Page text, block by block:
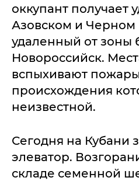
оккупант получает
Азовском и Черном
удаленный от зоны
Новороссийск.
вспыхивают
происхождения
неизвестной.
Сегодня на Кубани
элеватор.
складе семенной